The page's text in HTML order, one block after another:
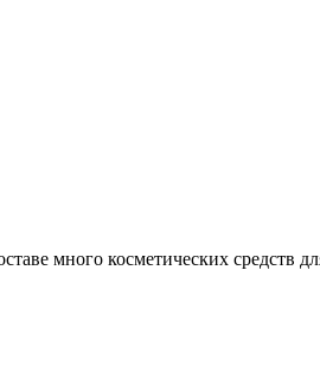
много косметических средств